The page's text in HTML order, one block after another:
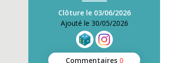
Clôture le 03/06/2026
Ajouté le 30/05/2026
Commentaires 0